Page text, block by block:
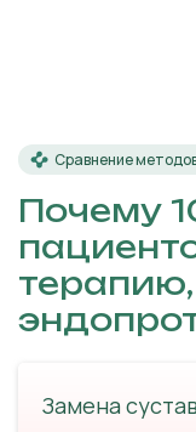
Сравнение
Почему
терапию,
Замена